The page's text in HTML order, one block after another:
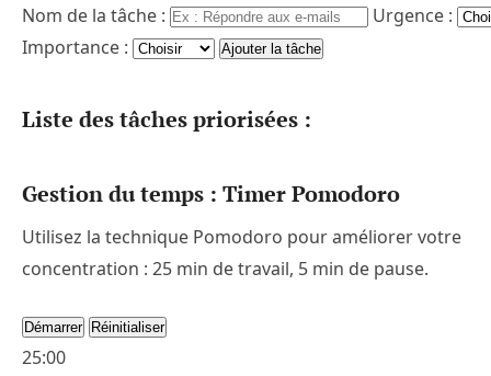
Nom de la tâche :
Urgence :
Importance :
Ajouter la tâche
Liste des tâches priorisées :
Gestion du temps : Timer Pomodoro
Utilisez la technique Pomodoro pour améliorer votre
concentration : 25 min de travail, 5 min de pause.
Démarrer Réinitialiser
25:00